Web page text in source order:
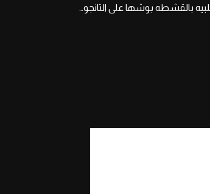
شرموطه مصريه فاجره بجسم مهلبيه بالقشطه بوشها على التانجو تهز بقميص النوم والبراه وحلماتها طالعه